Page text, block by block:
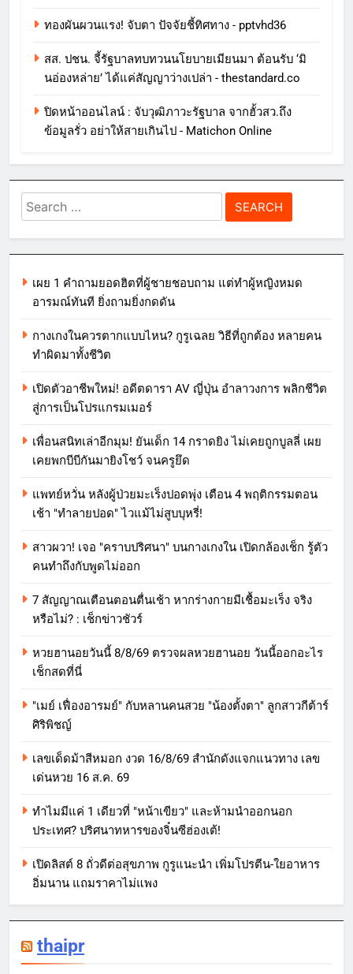
ทองผันผวนแรง! จับตา ปัจจัยชี้ทิศทาง - pptvhd36
สส. ปชน. จี้รัฐบาลทบทวนนโยบายเมียนมา ต้อนรับ ‘มิ
นอ่องหล่าย’ ได้แค่สัญญาว่างเปล่า - thestandard.co
ปิดหน้าออนไลน์ : จับวุฒิภาวะรัฐบาล จากฮั้วสว.ถึง
ข้อมูลรั่ว อย่าให้สายเกินไป - Matichon Online
Search
for:
เผย 1 คำถามยอดฮิตที่ผู้ชายชอบถาม แต่ทำผู้หญิงหมด
อารมณ์ทันที ยิ่งถามยิ่งกดดัน
กางเกงในควรตากแบบไหน? กูรูเฉลย วิธีที่ถูกต้อง หลายคน
ทำผิดมาทั้งชีวิต
เปิดตัวอาชีพใหม่! อดีตดารา AV ญี่ปุ่น อำลาวงการ พลิกชีวิต
สู่การเป็นโปรแกรมเมอร์
เพื่อนสนิทเล่าอีกมุม! ยันเด็ก 14 กราดยิง ไม่เคยถูกบูลลี่ เผย
เคยพกบีบีกันมายิงโชว์ จนครูยึด
แพทย์หวั่น หลังผู้ป่วยมะเร็งปอดพุ่ง เตือน 4 พฤติกรรมตอน
เช้า "ทำลายปอด" ไวแม้ไม่สูบบุหรี่!
สาวผวา! เจอ "คราบปริศนา" บนกางเกงใน เปิดกล้องเช็ก รู้ตัว
คนทำถึงกับพูดไม่ออก
7 สัญญาณเตือนตอนตื่นเช้า หากร่างกายมีเชื้อมะเร็ง จริง
หรือไม่? : เช็กข่าวชัวร์
หวยฮานอยวันนี้ 8/8/69 ตรวจผลหวยฮานอย วันนี้ออกอะไร
เช็กสดที่นี่
"เมย์ เฟื่องอารมย์" กับหลานคนสวย "น้องตั้งตา" ลูกสาวกีต้าร์
ศิริพิชญ์
เลขเด็ดม้าสีหมอก งวด 16/8/69 สำนักดังแจกแนวทาง เลข
เด่นหวย 16 ส.ค. 69
ทำไมมีแค่ 1 เดียวที่ "หน้าเขียว" และห้ามนำออกนอก
ประเทศ? ปริศนาทหารของจิ๋นซีฮ่องเต้!
เปิดลิสต์ 8 ถั่วดีต่อสุขภาพ กูรูแนะนำ เพิ่มโปรตีน-ใยอาหาร
อิ่มนาน แถมราคาไม่แพง
thaipr